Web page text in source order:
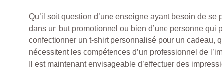
Qu’il soit question d’une enseigne ayant besoin de se
dans un but promotionnel ou bien d’une personne qui
confectionner un t-shirt personnalisé pour un cadeau,
nécessitent les compétences d’un professionnel de
Il est maintenant envisageable d’effectuer des